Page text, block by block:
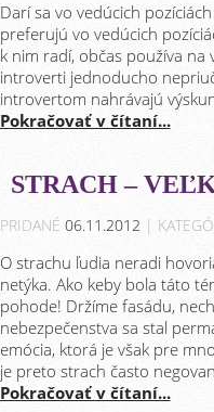
Darí sa vo vedúcich
preferujú vo vedúcich
k nim radí, občas používa na
introverti jednoducho
introvertom nahrávajú
Pokračovať v čítaní...
STRACH –
PRIDANÉ 06.11.2012 |
O strachu ľudia neradi
netýka. Ako keby bola táto
pohode! Držíme fasádu,
nebezpečenstva sa stal
emócia, ktorá je však pre
je preto strach často
Pokračovať v čítaní...